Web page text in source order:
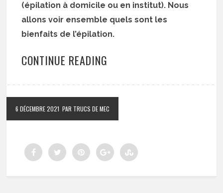
(épilation à domicile ou en institut). Nous
allons voir ensemble quels sont les
bienfaits de l’épilation.
CONTINUE READING
6 DÉCEMBRE 2021 PAR TRUCS DE MEC